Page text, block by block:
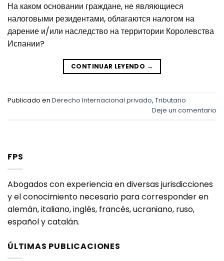
На каком основании граждане, не являющиеся
налоговыми резидентами, облагаются налогом на
дарение и/или наследство на территории Королевства
Испании?
CONTINUAR LEYENDO →
Publicado en Derecho Internacional privado, Tributario
Deje un comentario
FPS
Abogados con experiencia en diversas jurisdicciones
y el conocimiento necesario para corresponder en
alemán, italiano, inglés, francés, ucraniano, ruso,
español y catalán.
ÚLTIMAS PUBLICACIONES